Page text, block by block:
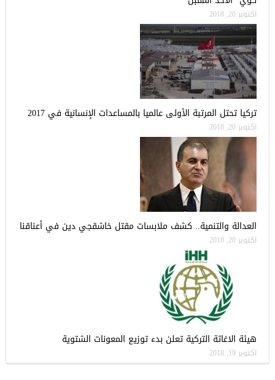
أكتوبر 20, 2018
تركيا تحتل المرتبة الأولى عالميا بالمساعدات الإنسانية في 2017
أكتوبر 20, 2018
العدالة والتنمية.. كشف ملابسات مقتل خاشقجي دين في أعناقنا
أكتوبر 20, 2018
هيئة الاغاثة التركية تعلن بدء توزيع المعونات الشتوية
أكتوبر 19, 2018